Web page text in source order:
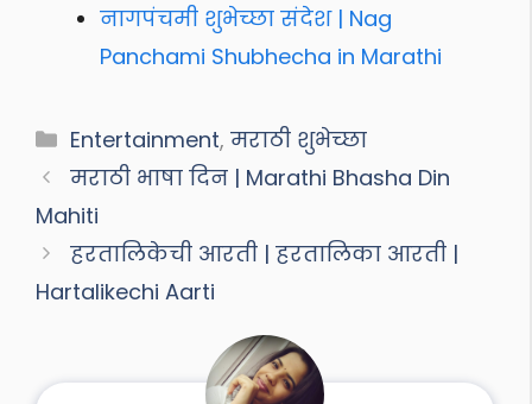
नागपंचमी शुभेच्छा संदेश | Nag
Panchami Shubhecha in Marathi
Categories
Entertainment, मराठी शुभेच्छा
मराठी भाषा दिन | Marathi Bhasha Din
Mahiti
हरतालिकेची आरती | हरतालिका आरती |
Hartalikechi Aarti